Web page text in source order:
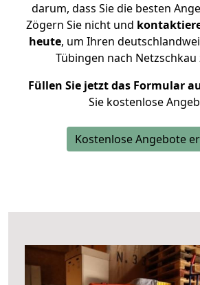
darum, dass Sie die besten
Zögern Sie nicht und
heute, um Ihren
Tübingen nach Netzschkau
Füllen Sie jetzt das Formular
Sie kostenlose
Kostenlose Angebote